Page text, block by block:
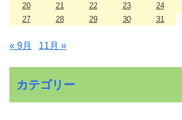
20
21 22 23 24
27
28 29 30 31
« 9月 11月 »
カテゴリー